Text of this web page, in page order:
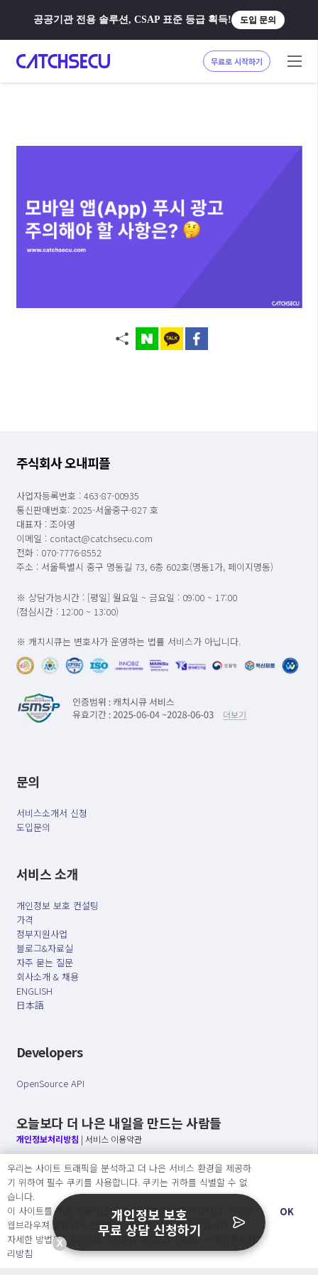
공공기관 전용 솔루션, CSAP 표준 등급 획득! 도입 문의
무료로 시작하기
주식회사 오내피플
사업자등록번호 : 463-87-00935
통신판매번호: 2025-서울중구-827 호
대표자 : 조아영
이메일 : contact@catchsecu.com
전화 : 070-7776-8552
주소 : 서울특별시 중구 명동길 73, 6층 602호(명동1가, 페이지명동)
※ 상담가능시간 : [평일] 월요일 ~ 금요일 : 09:00 ~ 17:00
(점심시간 : 12:00 ~ 13:00)
※ 캐치시큐는 변호사가 운영하는 법률 서비스가 아닙니다.
문의
서비스소개서 신청
도입문의
서비스 소개
개인정보 보호 컨설팅
가격
정부지원사업
블로그&자료실
자주 묻는 질문
회사소개 & 채용
ENGLISH
日本語
Developers
OpenSource API
오늘보다 더 나은 내일을 만드는 사람들
개인정보처리방침 | 서비스 이용약관
○ 개인정보보호 컴플라이언스를 선도하겠습니다.
○ 정보주체의 권리를 보장하겠습니다.
○ 기업의 개인정보보호를 위한 효율적 관리를 보장하겠습니다.
Copyright Ⓒ
우리는 사이트 트래픽을 분석하고 더 나은 서비스 환경을 제공하
기 위하여 필수 쿠키를 사용합니다. 쿠키는 귀하를 식별할 수 없
습니다.
이 사이트를 계속 사용하면 쿠키 사용에 동의하게 됩니다. 귀하는
웹브라우져 설정에서 언제든지 쿠키를 삭제 할 수있습니다.
자세한 방법은 “개인정보처리방침” 을 참고하세요. →
리방침
OK
X
개인정보 보호
무료 상담 신청하기